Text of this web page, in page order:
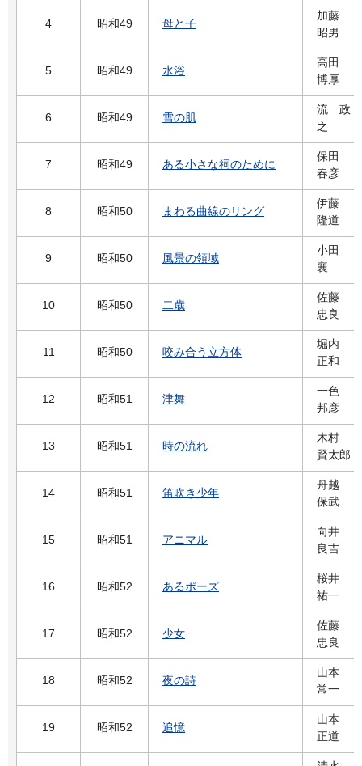
4 昭和49 母と子
加藤
昭男
5 昭和49 水浴
高田
博厚
6 昭和49 雪の肌
流 政
之
7 昭和49 ある小さな祠のために
保田
春彦
8 昭和50 まわる曲線のリング
伊藤
隆道
9 昭和50 風景の領域
小田
襄
10 昭和50 二歳
佐藤
忠良
11 昭和50 咬み合う立方体
堀内
正和
12 昭和51 津舞
一色
邦彦
13 昭和51 時の流れ
木村
賢太郎
14 昭和51 笛吹き少年
舟越
保武
15 昭和51 アニマル
向井
良吉
16 昭和52 あるポーズ
桜井
祐一
17 昭和52 少女
佐藤
忠良
18 昭和52 夜の詩
山本
常一
19 昭和52 追憶
山本
正道